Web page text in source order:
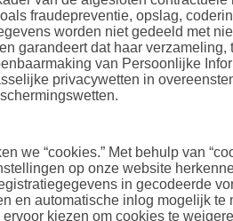
fraudepreventie, opslag,
worden niet gedeeld met
garandeert dat haar verzameling,
van Persoonlijke
privacywetten in
we “cookies.” Met behulp van
op onze website
in gecodeerde
en automatische inlog mogelijk te
kiezen om cookies te